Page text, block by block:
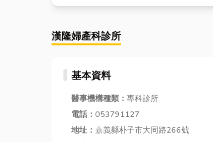
漢隆婦產科診所
基本資料
醫事機構種類： 專科診所
電話： 053791127
地址： 嘉義縣朴子市大同路266號